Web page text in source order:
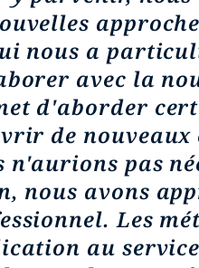
nous a
avec la
d'aborder
de nouveaux
n'aurions pas
nous avons
Les
au